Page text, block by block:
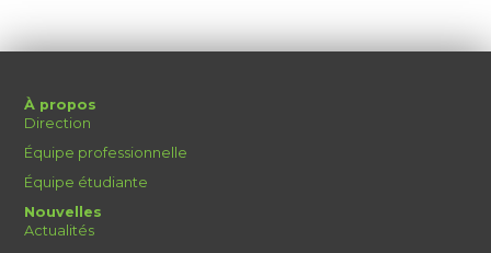
À propos
Direction
Équipe professionnelle
Équipe étudiante
Nouvelles
Actualités